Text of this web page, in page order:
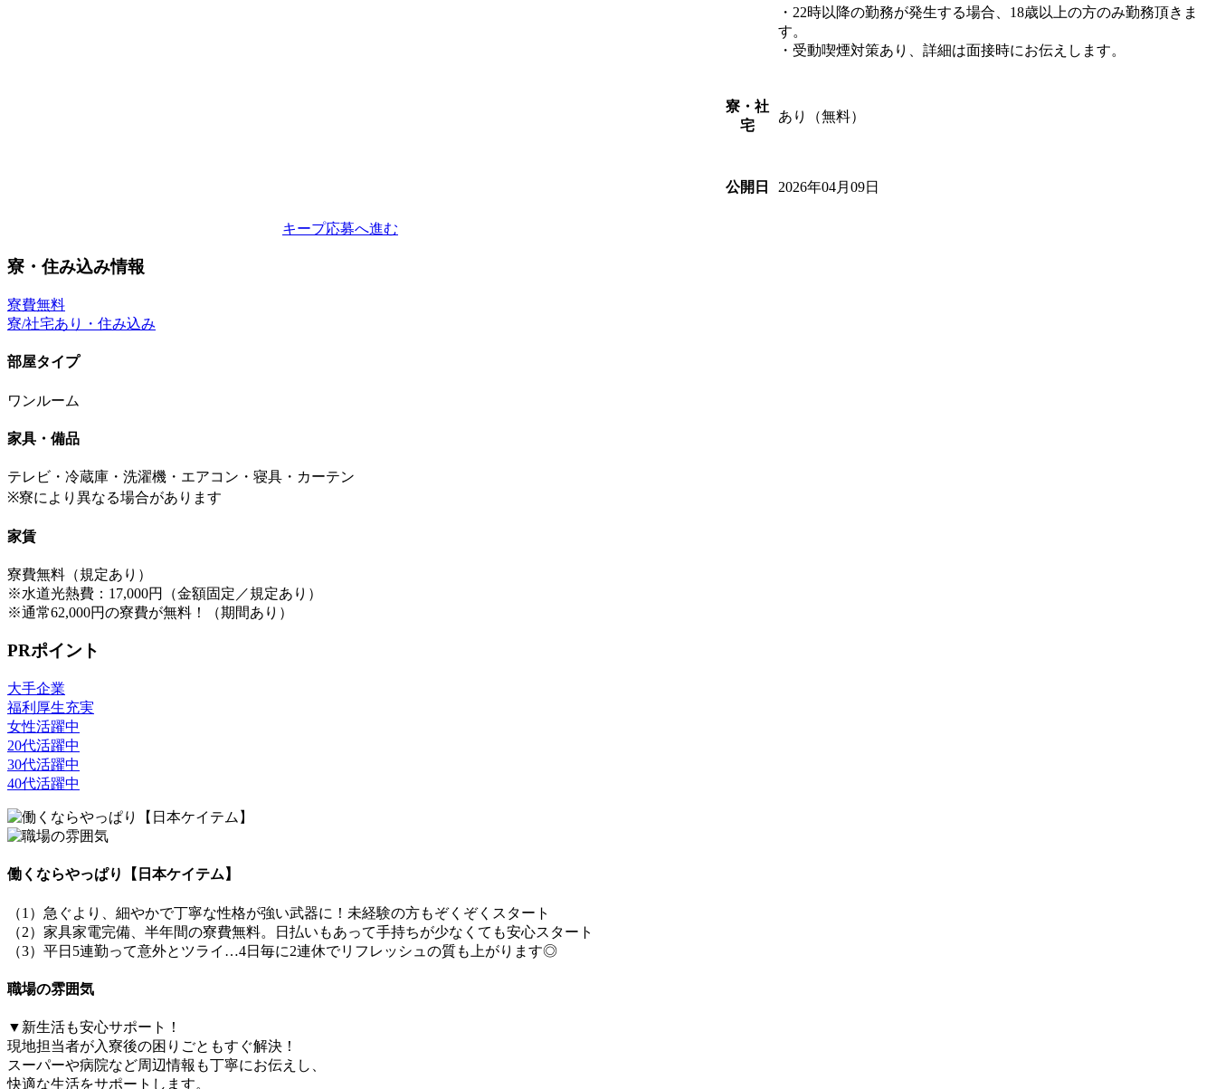
・22時以降の勤務が発生する場合、18歳以上の方のみ勤務頂きま
す。
・受動喫煙対策あり、詳細は面接時にお伝えします。
寮・社
宅
あり（無料）
公開日 2026年04月09日
キープ応募へ進む
寮・住み込み情報
寮費無料
寮/社宅あり・住み込み
部屋タイプ
ワンルーム
家具・備品
テレビ・冷蔵庫・洗濯機・エアコン・寝具・カーテン
※寮により異なる場合があります
家賃
寮費無料（規定あり）
※水道光熱費：17,000円（金額固定／規定あり）
※通常62,000円の寮費が無料！（期間あり）
PRポイント
大手企業
福利厚生充実
女性活躍中
20代活躍中
30代活躍中
40代活躍中
働くならやっぱり【日本ケイテム】
（1）急ぐより、細やかで丁寧な性格が強い武器に！未経験の方もぞくぞくスタート
（2）家具家電完備、半年間の寮費無料。日払いもあって手持ちが少なくても安心スタート
（3）平日5連勤って意外とツライ…4日毎に2連休でリフレッシュの質も上がります◎
職場の雰囲気
▼新生活も安心サポート！
現地担当者が入寮後の困りごともすぐ解決！
スーパーや病院など周辺情報も丁寧にお伝えし、
快適な生活をサポートします。